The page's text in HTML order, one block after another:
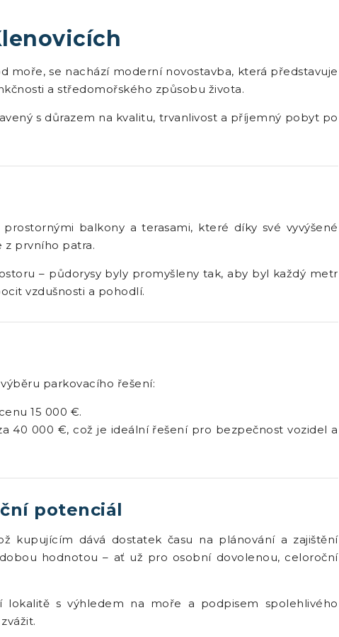
moře, se nachází moderní novostavba, která představuje
a středomořského způsobu života.
s důrazem na kvalitu, trvanlivost a příjemný pobyt po
balkony a terasami, které díky své vyvýšené
z prvního patra.
– půdorysy byly promyšleny tak, aby byl každý metr
vzdušnosti a pohodlí.
parkovacího řešení:
15 000 €.
40 000 €, což je ideální řešení pro bezpečnost vozidel a
potenciál
kupujícím dává dostatek času na plánování a zajištění
hodnotou – ať už pro osobní dovolenou, celoroční
s výhledem na moře a podpisem spolehlivého